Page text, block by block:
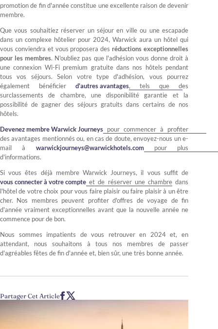
promotion de fin d'année constitue une excellente raison de devenir
membre.
Que vous souhaitiez réserver un séjour en ville ou une escapade
dans un complexe hôtelier pour 2024, Warwick aura un hôtel qui
vous conviendra et vous proposera des réductions exceptionnelles
pour les membres. N'oubliez pas que l'adhésion vous donne droit à
une connexion Wi-Fi premium gratuite dans nos hôtels pendant
tous vos séjours. Selon votre type d'adhésion, vous pourrez
également bénéficier d'autres avantages, tels que des
surclassements de chambre, une disponibilité garantie et la
possibilité de gagner des séjours gratuits dans certains de nos
hôtels.
Devenez membre Warwick Journeys pour commencer à profiter
des avantages mentionnés ou, en cas de doute, envoyez-nous un e-
mail à warwickjourneys@warwickhotels.compour plus
d'informations.
Si vous êtes déjà membre Warwick Journeys, il vous suffit de
vous connecter à votre compte et de réserver une chambre dans
l'hôtel de votre choix pour vous faire plaisir ou faire plaisir à un être
cher. Nos membres peuvent profiter d'offres de voyage de fin
d'année vraiment exceptionnelles avant que la nouvelle année ne
commence pour de bon.
Nous sommes impatients de vous retrouver en 2024 et, en
attendant, nous souhaitons à tous nos membres de passer
d'agréables fêtes de fin d'année et, bien sûr, une très bonne année.
Partager Cet Article